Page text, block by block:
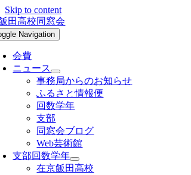
Skip to content
Navigation
会費
ニュース
事務局からのお知らせ
ふるさと情報便
回数学年
支部
同窓会ブログ
Web芸術館
支部回数学年
在京飯田高校